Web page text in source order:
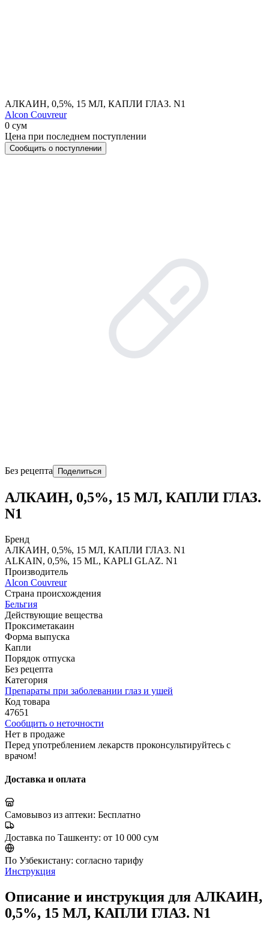
АЛКАИН, 0,5%, 15 МЛ, КАПЛИ ГЛАЗ. N1
Alcon Couvreur
0 сум
Цена при последнем поступлении
Сообщить о поступлении
Без рецепта Поделиться
АЛКАИН, 0,5%, 15 МЛ, КАПЛИ ГЛАЗ.
N1
Бренд
АЛКАИН, 0,5%, 15 МЛ, КАПЛИ ГЛАЗ. N1
ALKAIN, 0,5%, 15 ML, KAPLI GLAZ. N1
Производитель
Alcon Couvreur
Страна происхождения
Бельгия
Действующие вещества
Проксиметакаин
Форма выпуска
Капли
Порядок отпуска
Без рецепта
Категория
Препараты при заболевании глаз и ушей
Код товара
47651
Сообщить о неточности
Нет в продаже
Перед употреблением лекарств проконсультируйтесь с
врачом!
Доставка и оплата
Самовывоз из аптеки: Бесплатно
Доставка по Ташкенту: от 10 000 сум
По Узбекистану: согласно тарифу
Инструкция
Описание и инструкция для АЛКАИН,
0,5%, 15 МЛ, КАПЛИ ГЛАЗ. N1